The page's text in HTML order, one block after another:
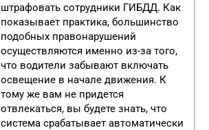
штрафовать сотрудники ГИБДД. Как
показывает практика, большинство
подобных правонарушений
осуществляются именно из-за того,
что водители забывают включать
освещение в начале движения. К
тому же вам не придется
отвлекаться, вы будете знать, что
система срабатывает автоматически